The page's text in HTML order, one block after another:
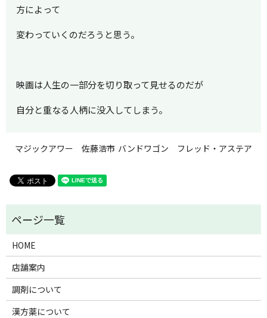
方によって
変わっていくのだろうと思う。
映画は人生の一部分を切り取って見せるのだが
自分と重なる人柄に没入してしまう。
マジックアワー 佐藤浩市 バンドワゴン フレッド・アステア
HOME
店舗案内
調剤について
漢方薬について